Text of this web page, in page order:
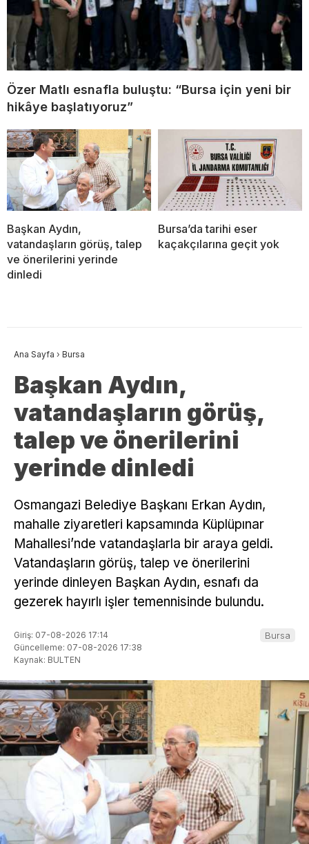
Özer Matlı esnafla buluştu: “Bursa için yeni bir
hikâye başlatıyoruz”
Başkan Aydın,
vatandaşların görüş, talep
ve önerilerini yerinde
dinledi
Bursa’da tarihi eser
kaçakçılarına geçit yok
Ana Sayfa › Bursa
Başkan Aydın,
vatandaşların görüş,
talep ve önerilerini
yerinde dinledi
Osmangazi Belediye Başkanı Erkan Aydın,
mahalle ziyaretleri kapsamında Küplüpınar
Mahallesi’nde vatandaşlarla bir araya geldi.
Vatandaşların görüş, talep ve önerilerini
yerinde dinleyen Başkan Aydın, esnafı da
gezerek hayırlı işler temennisinde bulundu.
Giriş: 07-08-2026 17:14
Güncelleme: 07-08-2026 17:38
Kaynak: BULTEN
Bursa